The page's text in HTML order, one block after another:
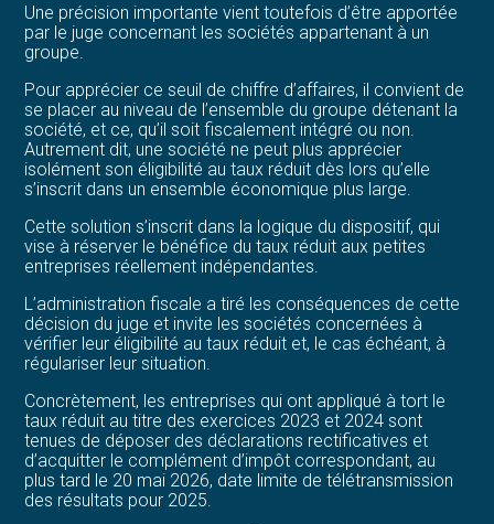
Une précision importante vient toutefois d’être apportée
par le juge concernant les sociétés appartenant à un
groupe.
Pour apprécier ce seuil de chiffre d’affaires, il convient de
se placer au niveau de l’ensemble du groupe détenant la
société, et ce, qu’il soit fiscalement intégré ou non.
Autrement dit, une société ne peut plus apprécier
isolément son éligibilité au taux réduit dès lors qu’elle
s’inscrit dans un ensemble économique plus large.
Cette solution s’inscrit dans la logique du dispositif, qui
vise à réserver le bénéfice du taux réduit aux petites
entreprises réellement indépendantes.
L’administration fiscale a tiré les conséquences de cette
décision du juge et invite les sociétés concernées à
vérifier leur éligibilité au taux réduit et, le cas échéant, à
régulariser leur situation.
Concrètement, les entreprises qui ont appliqué à tort le
taux réduit au titre des exercices 2023 et 2024 sont
tenues de déposer des déclarations rectificatives et
d’acquitter le complément d’impôt correspondant, au
plus tard le 20 mai 2026, date limite de télétransmission
des résultats pour 2025.